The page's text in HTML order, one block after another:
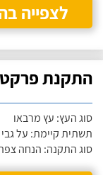
לצפייה
התקנת
סוג העץ: עץ מרבאו
תשתית קיימת: על
סוג התקנה: הנחה